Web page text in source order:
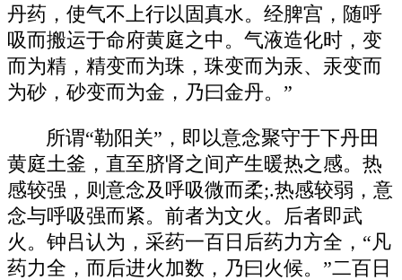
丹药，使气不上行以固真水。经脾宫，随呼
吸而搬运于命府黄庭之中。气液造化时，变
而为精，精变而为珠，珠变而为汞、汞变而
为砂，砂变而为金，乃曰金丹。”
所谓“勒阳关”，即以意念聚守于下丹田
黄庭土釜，直至脐肾之间产生暖热之感。热
感较强，则意念及呼吸微而柔;.热感较弱，意
念与呼吸强而紧。前者为文火。后者即武
火。钟吕认为，采药一百日后药力方全，“凡
药力全，而后进火加数，乃曰火候。”二百日